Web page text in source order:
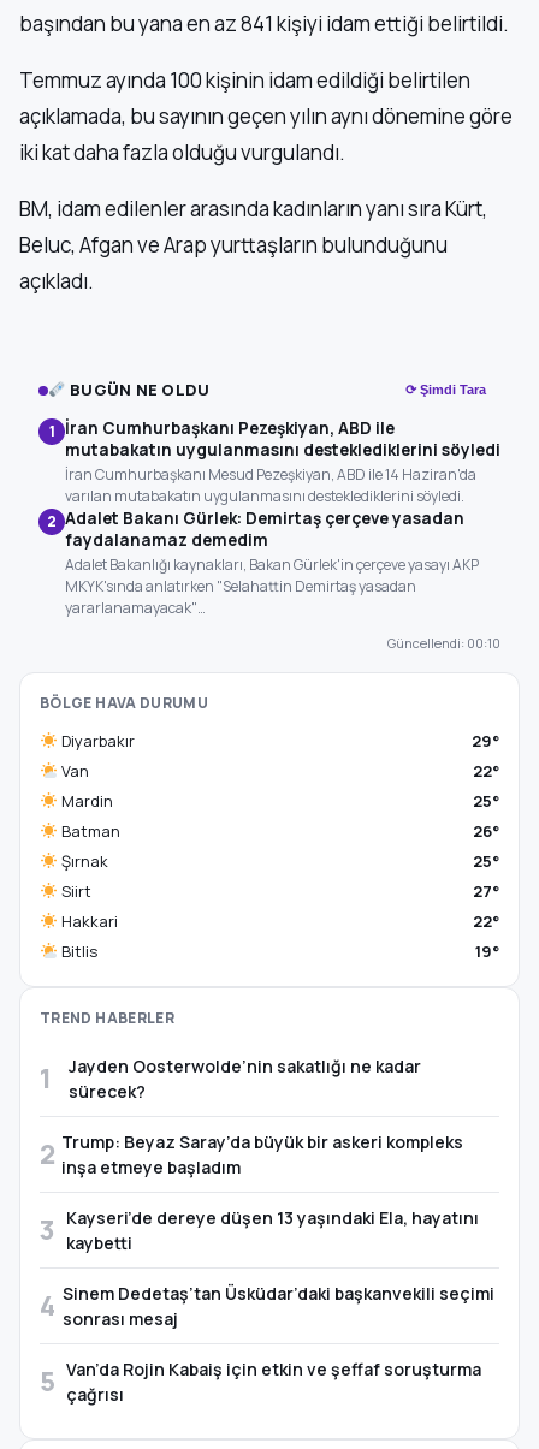
başından bu yana en az 841 kişiyi idam ettiği belirtildi.
Temmuz ayında 100 kişinin idam edildiği belirtilen
açıklamada, bu sayının geçen yılın aynı dönemine göre
iki kat daha fazla olduğu vurgulandı.
BM, idam edilenler arasında kadınların yanı sıra Kürt,
Beluc, Afgan ve Arap yurttaşların bulunduğunu
açıkladı.
BUGÜN NE OLDU ⟳ Şimdi Tara
1 İran Cumhurbaşkanı Pezeşkiyan, ABD ile
mutabakatın uygulanmasını desteklediklerini söyledi
İran Cumhurbaşkanı Mesud Pezeşkiyan, ABD ile 14 Haziran'da
varılan mutabakatın uygulanmasını desteklediklerini söyledi.
2 Adalet Bakanı Gürlek: Demirtaş çerçeve yasadan
faydalanamaz demedim
Adalet Bakanlığı kaynakları, Bakan Gürlek'in çerçeve yasayı AKP
MKYK'sında anlatırken "Selahattin Demirtaş yasadan
yararlanamayacak"…
Güncellendi: 00:10
BÖLGE HAVA DURUMU
Diyarbakır
29°
Van
22°
Mardin
25°
Batman
26°
Şırnak
25°
Siirt
27°
Hakkari
22°
Bitlis
19°
TREND HABERLER
1
Jayden Oosterwolde’nin sakatlığı ne kadar
sürecek?
2 Trump: Beyaz Saray’da büyük bir askeri kompleks
inşa etmeye başladım
3
Kayseri’de dereye düşen 13 yaşındaki Ela, hayatını
kaybetti
4 Sinem Dedetaş’tan Üsküdar’daki başkanvekili seçimi
sonrası mesaj
5 Van’da Rojin Kabaiş için etkin ve şeffaf soruşturma
çağrısı